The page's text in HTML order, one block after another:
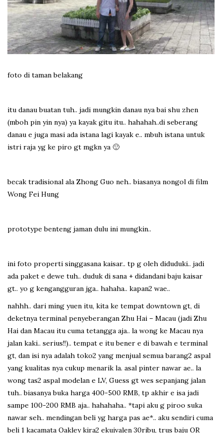
foto di taman belakang
itu danau buatan tuh.. jadi mungkin danau nya bai shu zhen
(mboh pin yin nya) ya kayak gitu itu.. hahahah..di seberang
danau e juga masi ada istana lagi kayak e.. mbuh istana untuk
istri raja yg ke piro gt mgkn ya 🙂
becak tradisional ala Zhong Guo neh.. biasanya nongol di film
Wong Fei Hung
prototype benteng jaman dulu ini mungkin..
ini foto properti singgasana kaisar.. tp g oleh diduduki.. jadi
ada paket e dewe tuh.. duduk di sana + didandani baju kaisar
gt.. yo g kengangguran jga.. hahaha.. kapan2 wae..
nahhh.. dari ming yuen itu, kita ke tempat downtown gt, di
deketnya terminal penyeberangan Zhu Hai – Macau (jadi Zhu
Hai dan Macau itu cuma tetangga aja.. la wong ke Macau nya
jalan kaki.. serius!!).. tempat e itu bener e di bawah e terminal
gt, dan isi nya adalah toko2 yang menjual semua barang2 aspal
yang kualitas nya cukup menarik la. asal pinter nawar ae.. la
wong tas2 aspal modelan e LV, Guess gt wes sepanjang jalan
tuh.. biasanya buka harga 400-500 RMB, tp akhir e isa jadi
sampe 100-200 RMB aja.. hahahaha.. *tapi aku g piroo suka
nawar seh.. mendingan beli yg harga pas ae*.. aku sendiri cuma
beli 1 kacamata Oakley kira2 ekuivalen 30ribu, trus baju OR